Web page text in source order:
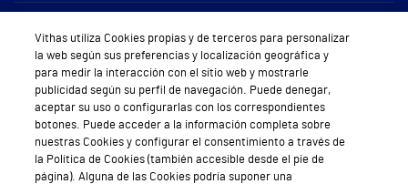
Sobre Vithas
Quiénes somos
Trabajar en Vithas
Teléfono Cita Médica
Teléfono Atención al Cliente
Vithas utiliza Cookies propias y de terceros para personalizar
la web según sus preferencias y localización geográfica y
para medir la interacción con el sitio web y mostrarle
publicidad según su perfil de navegación. Puede denegar,
aceptar su uso o configurarlas con los correspondientes
botones. Puede acceder a la información completa sobre
nuestras Cookies y configurar el consentimiento a través de
la Política de Cookies (también accesible desde el pie de
página). Alguna de las Cookies podría suponer una